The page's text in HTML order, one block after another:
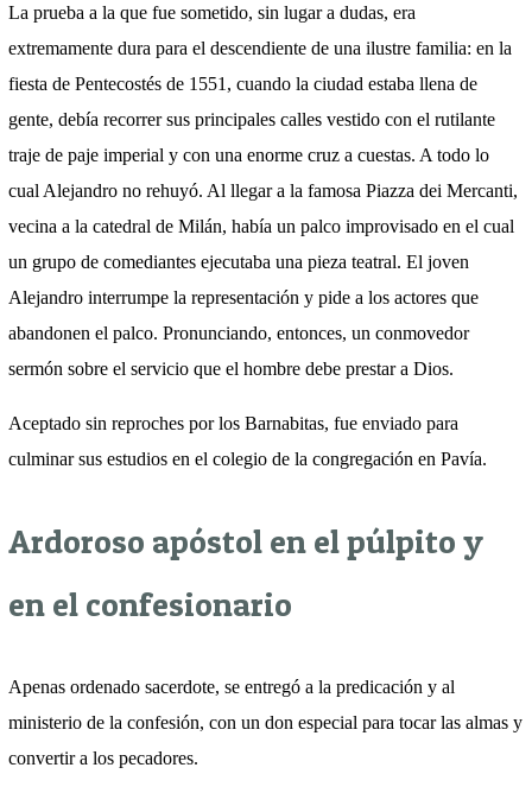
La prueba a la que fue sometido, sin lugar a dudas, era
extremamente dura para el descendiente de una ilustre familia: en la
fiesta de Pentecostés de 1551, cuando la ciudad estaba llena de
gente, debía recorrer sus principales calles vestido con el rutilante
traje de paje imperial y con una enorme cruz a cuestas. A todo lo
cual Alejandro no rehuyó. Al llegar a la famosa Piazza dei Mercanti,
vecina a la catedral de Milán, había un palco improvisado en el cual
un grupo de comediantes ejecutaba una pieza teatral. El joven
Alejandro interrumpe la representación y pide a los actores que
abandonen el palco. Pronunciando, entonces, un conmovedor
sermón sobre el servicio que el hombre debe prestar a Dios.
Aceptado sin reproches por los Barnabitas, fue enviado para
culminar sus estudios en el colegio de la congregación en Pavía.
Ardoroso apóstol en el púlpito y
en el confesionario
Apenas ordenado sacerdote, se entregó a la predicación y al
ministerio de la confesión, con un don especial para tocar las almas y
convertir a los pecadores.